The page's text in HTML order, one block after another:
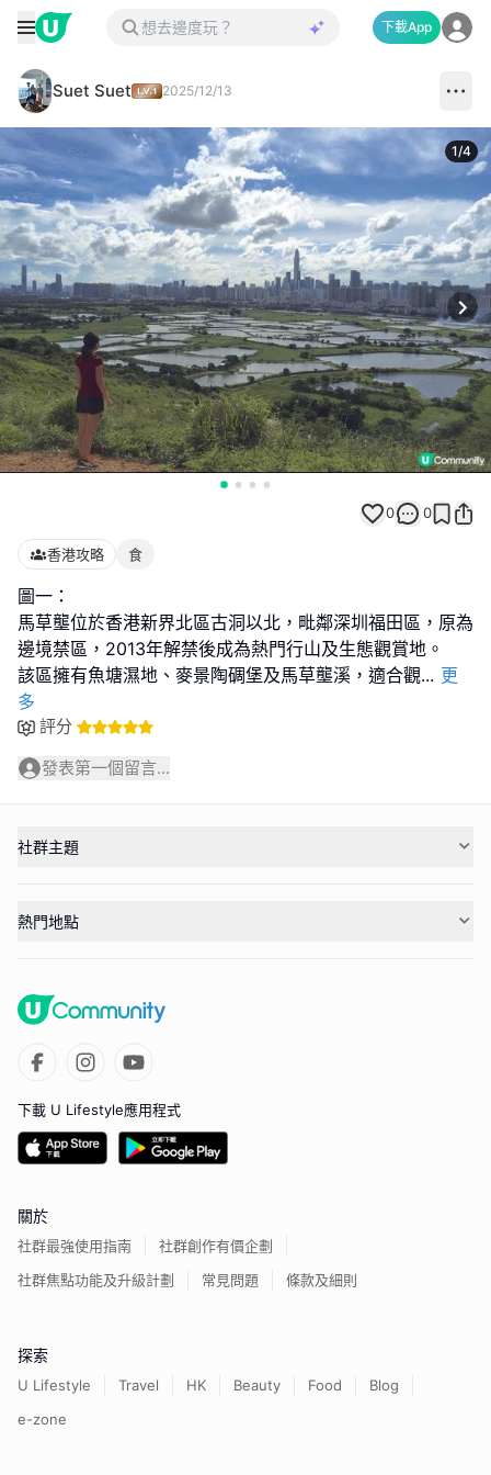
下載App
Suet Suet 2025/12/13
1/4
0 0
香港攻略 食
圖一：
馬草壟位於香港新界北區古洞以北，毗鄰深圳福田區，原為
邊境禁區，2013年解禁後成為熱門行山及生態觀賞地。
該區擁有魚塘濕地、麥景陶碉堡及馬草壟溪，適合觀... 更
多
評分
發表第一個留言...
社群主題
熱門地點
下載 U Lifestyle應用程式
關於
社群最強使用指南
社群創作有價企劃
社群焦點功能及升級計劃
常見問題 條款及細則
探索
U Lifestyle Travel HK Beauty Food
Blog
e-zone